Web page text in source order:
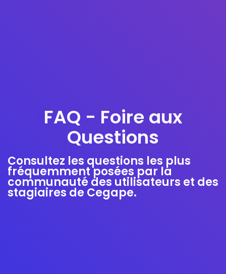
FAQ - Foire aux
Questions
Consultez les questions les plus
fréquemment posées par la
communauté des utilisateurs et des
stagiaires de Cegape.